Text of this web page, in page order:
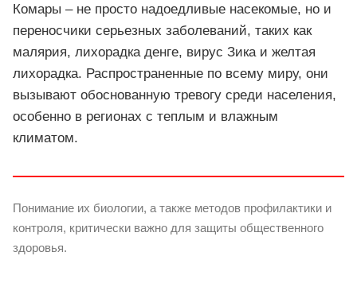
Комары – не просто надоедливые насекомые, но и
переносчики серьезных заболеваний, таких как
малярия, лихорадка денге, вирус Зика и желтая
лихорадка. Распространенные по всему миру, они
вызывают обоснованную тревогу среди населения,
особенно в регионах с теплым и влажным
климатом.
Понимание их биологии, а также методов профилактики и
контроля, критически важно для защиты общественного
здоровья.